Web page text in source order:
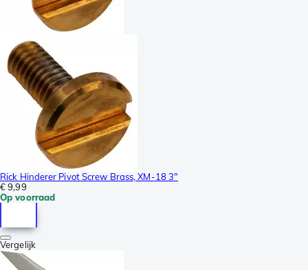
Rick Hinderer Pivot Screw Brass, XM-18 3"
€ 9,99
Op voorraad
Vergelijk